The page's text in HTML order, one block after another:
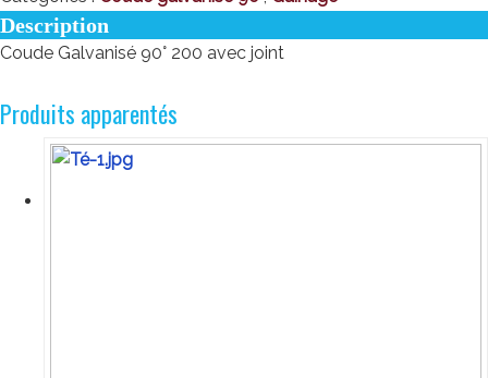
Description
Coude Galvanisé 90° 200 avec joint
Produits apparentés